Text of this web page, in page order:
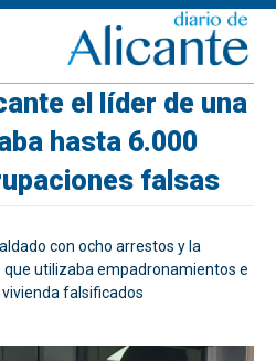
el líder de una
hasta 6.000
falsas
con ocho arrestos y la
utilizaba empadronamientos e
falsificados